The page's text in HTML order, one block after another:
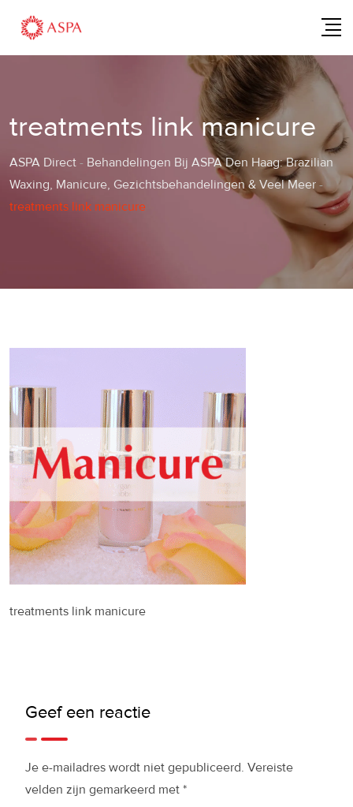
content
treatments link manicure
ASPA Direct - Behandelingen Bij ASPA Den Haag: Brazilian
Waxing, Manicure, Gezichtsbehandelingen & Veel Meer -
treatments link manicure
treatments link manicure
Geef een reactie
Je e-mailadres wordt niet gepubliceerd. Vereiste
velden zijn gemarkeerd met *